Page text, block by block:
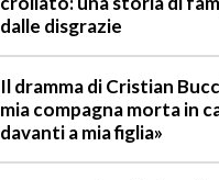
dalle disgrazie
Il dramma di Cristian
mia compagna morta in
davanti a mia figlia»